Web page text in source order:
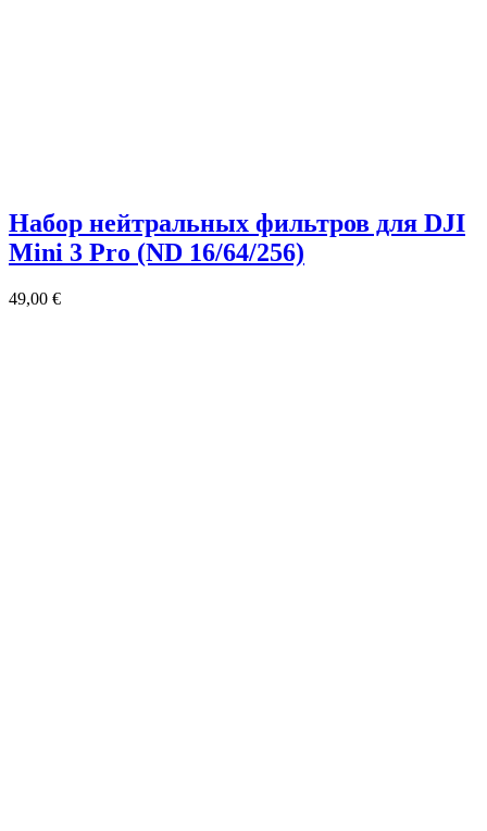
Набор нейтральных фильтров для DJI
Mini 3 Pro (ND 16/64/256)
49,00 €